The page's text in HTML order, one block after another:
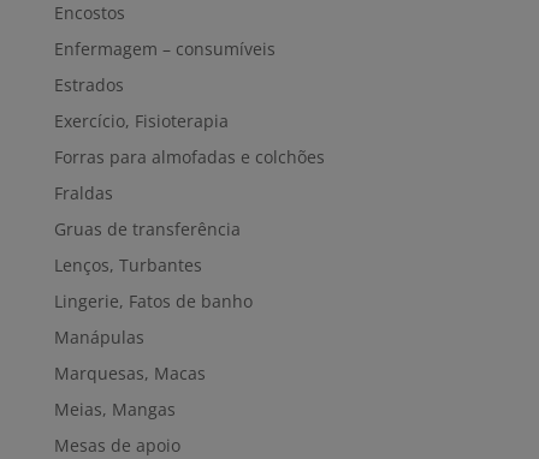
Encostos
Enfermagem – consumíveis
Estrados
Exercício, Fisioterapia
Forras para almofadas e colchões
Fraldas
Gruas de transferência
Lenços, Turbantes
Lingerie, Fatos de banho
Manápulas
Marquesas, Macas
Meias, Mangas
Mesas de apoio